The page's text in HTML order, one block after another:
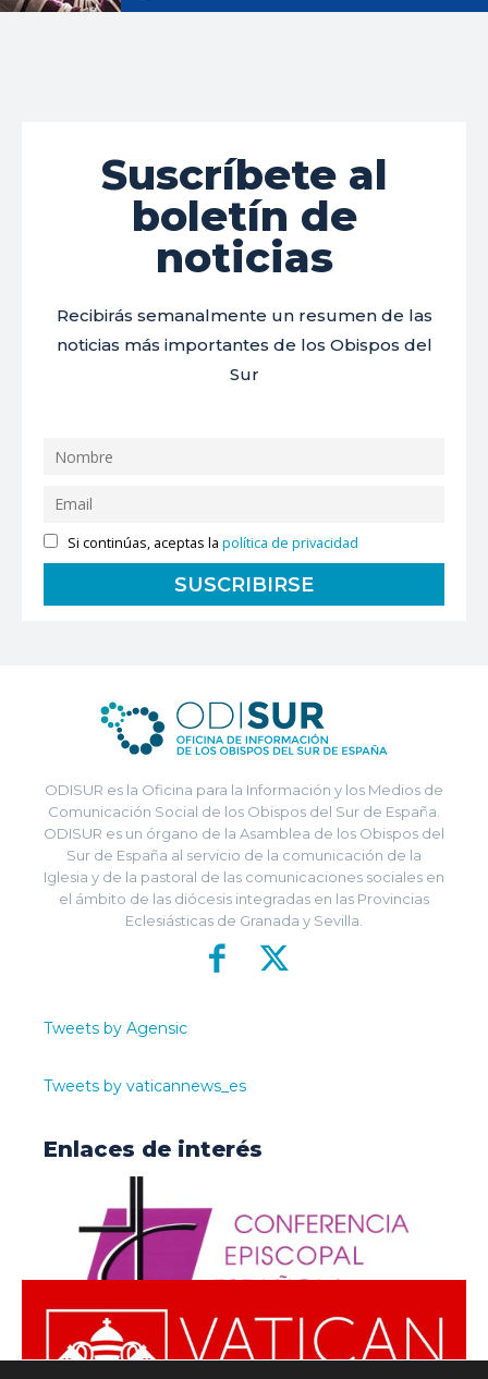
Suscríbete al
boletín de
noticias
Recibirás semanalmente un resumen de las
noticias más importantes de los Obispos del
Sur
Si continúas, aceptas lapolítica de privacidad
ODISUR es la Oficina para la Información y los Medios de
Comunicación Social de los Obispos del Sur de España.
ODISUR es un órgano de la Asamblea de los Obispos del
Sur de España al servicio de la comunicación de la
Iglesia y de la pastoral de las comunicaciones sociales en
el ámbito de las diócesis integradas en las Provincias
Eclesiásticas de Granada y Sevilla.
Tweets by Agensic
Tweets by vaticannews_es
Enlaces de interés